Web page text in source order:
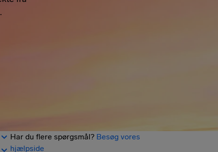
Har du flere spørgsmål? Besøg vores
hjælpside